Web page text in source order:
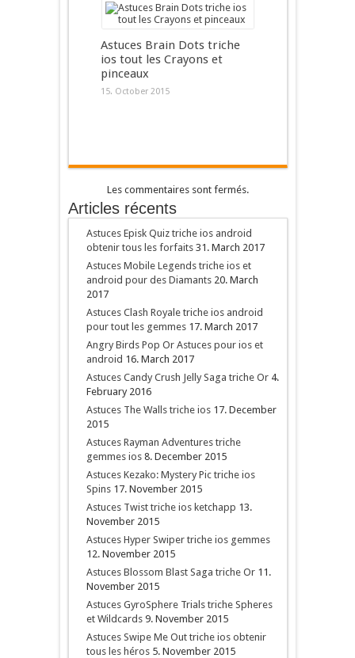
Astuces Brain Dots triche
ios tout les Crayons et
pinceaux
15. October 2015
Les commentaires sont fermés.
Articles récents
Astuces Episk Quiz triche ios android
obtenir tous les forfaits 31. March 2017
Astuces Mobile Legends triche ios et
android pour des Diamants 20. March
2017
Astuces Clash Royale triche ios android
pour tout les gemmes 17. March 2017
Angry Birds Pop Or Astuces pour ios et
android 16. March 2017
Astuces Candy Crush Jelly Saga triche Or 4.
February 2016
Astuces The Walls triche ios 17. December
2015
Astuces Rayman Adventures triche
gemmes ios 8. December 2015
Astuces Kezako: Mystery Pic triche ios
Spins 17. November 2015
Astuces Twist triche ios ketchapp 13.
November 2015
Astuces Hyper Swiper triche ios gemmes
12. November 2015
Astuces Blossom Blast Saga triche Or 11.
November 2015
Astuces GyroSphere Trials triche Spheres
et Wildcards 9. November 2015
Astuces Swipe Me Out triche ios obtenir
tous les héros 5. November 2015